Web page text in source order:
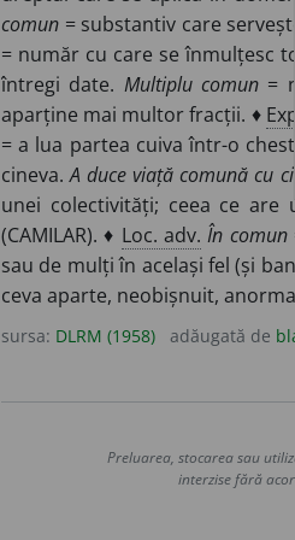
comun = substantiv care
= număr cu care se înmulțesc
întregi date. Multiplu comun=
aparține mai multor fracții. ♦
= a lua partea cuiva într-o
cineva.A duce viață comună cu
unei colectivități; ceea ce
(CAMILAR). ♦ Loc. adv. În comun
sau de mulți în același fel (și
ceva aparte, neobișnuit,
sursa: DLRM (1958) adăugată de
Preluarea, stocarea sau
interzise fără